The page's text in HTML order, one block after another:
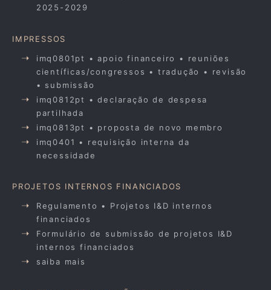
2025-2029
IMPRESSOS
imq0801pt • apoio financeiro • reuniões
científicas/congressos • tradução • revisão
• submissão
imq0812pt • declaração de despesa
partilhada
imq0813pt • proposta de novo membro
imq0401 • requisição interna da
necessidade
PROJETOS INTERNOS FINANCIADOS
Regulamento • Projetos I&D internos
financiados
Formulário de submissão de projetos I&D
internos financiados
saiba mais